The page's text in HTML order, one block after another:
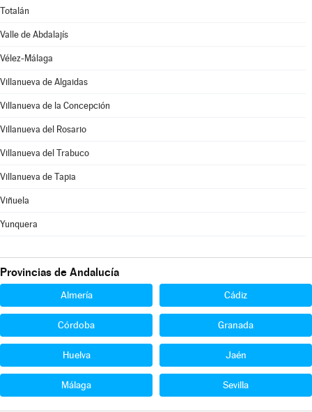
Totalán
Valle de Abdalajís
Vélez-Málaga
Villanueva de Algaidas
Villanueva de la Concepción
Villanueva del Rosario
Villanueva del Trabuco
Villanueva de Tapia
Viñuela
Yunquera
Provincias de Andalucía
Almería Cádiz
Córdoba Granada
Huelva Jaén
Málaga Sevilla